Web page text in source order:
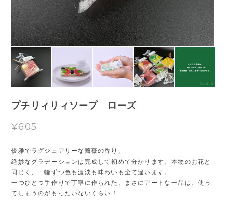
プチリィリィソープ ローズ
¥605
優雅でラグジュアリーな薔薇の香り。
絶妙なグラデーションは完成して初めて分かります。本物のお花と
同じく、一輪ずつ色も濃淡も味わいも全て違います。
一つひとつ手作りで丁寧に作られた、まさにアートな一品は、使っ
てしまうのがもったいないくらい！